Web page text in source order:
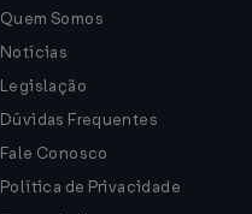
Quem Somos
Notícias
Legislação
Dúvidas Frequentes
Fale Conosco
Política de Privacidade